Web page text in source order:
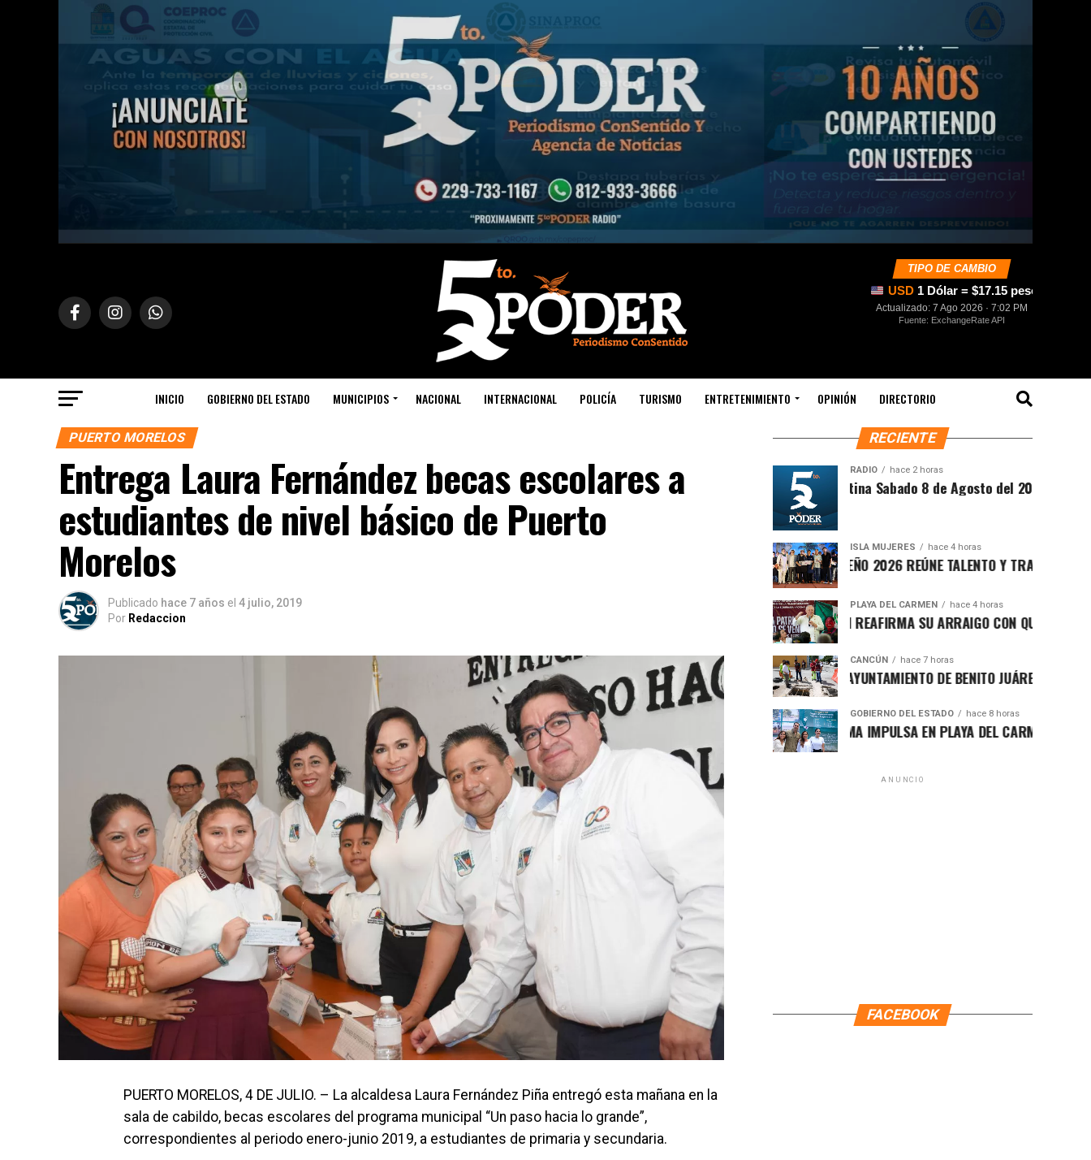
TIPO DE CAMBIO
USD 1 Dólar = $17.15 pesos
Actualizado: 7 Ago 2026 · 7:02 PM
Fuente: ExchangeRate API
INICIO GOBIERNO DEL ESTADO MUNICIPIOS NACIONAL INTERNACIONAL POLICÍA TURISMO ENTRETENIMIENTO OPINIÓN DIRECTORIO
PUERTO MORELOS
Entrega Laura Fernández becas escolares a
estudiantes de nivel básico de Puerto
Morelos
Publicado hace 7 años el 4 julio, 2019
Por Redaccion
PUERTO MORELOS, 4 DE JULIO. – La alcaldesa Laura Fernández Piña entregó esta mañana en la
sala de cabildo, becas escolares del programa municipal “Un paso hacia lo grande”,
correspondientes al periodo enero-junio 2019, a estudiantes de primaria y secundaria.
RECIENTE
RADIO hace 2 horas
Síntesis Matutina Sabado 8 de Agosto del 2026
ISLA MUJERES hace 4 horas
CEVICHE ISLEÑO 2026 REÚNE TALENTO Y TRADICIÓN EN ISLA
PLAYA DEL CARMEN hace 4 horas
RAFA MARÍN REAFIRMA SU ARRAIGO CON QUINTANA ROO Y
CANCÚN hace 7 horas
FORTALECE AYUNTAMIENTO DE BENITO JUÁREZ ACCIONES
GOBIERNO DEL ESTADO hace 8 horas
MARA LEZAMA IMPULSA EN PLAYA DEL CARMEN EL PRIMER
ANUNCIO
FACEBOOK